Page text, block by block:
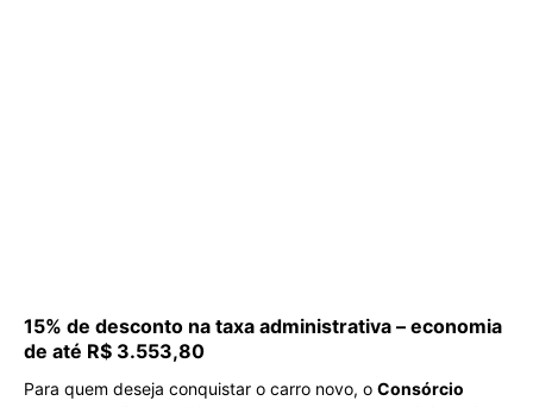
15% de desconto na taxa administrativa – economia
de até R$ 3.553,80
Para quem deseja conquistar o carro novo, o Consórcio